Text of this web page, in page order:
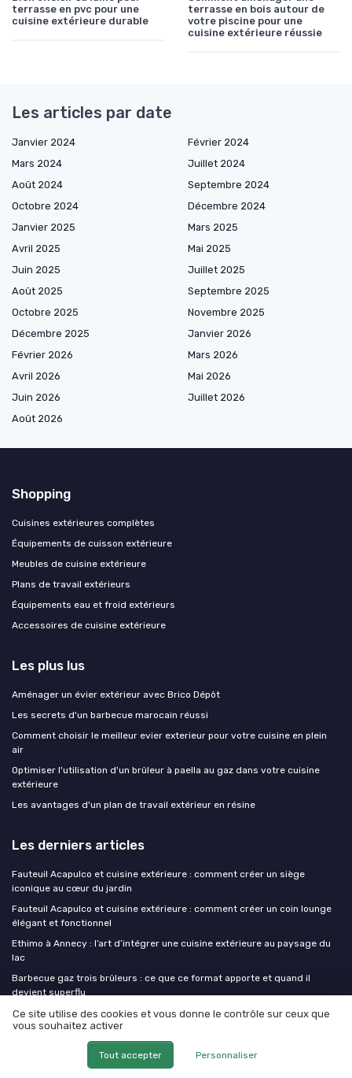
terrasse en pvc pour une
cuisine extérieure durable
terrasse en bois autour de
votre piscine pour une
cuisine extérieure réussie
Les articles par date
Janvier 2024
Février 2024
Mars 2024
Juillet 2024
Août 2024
Septembre 2024
Octobre 2024
Décembre 2024
Janvier 2025
Mars 2025
Avril 2025
Mai 2025
Juin 2025
Juillet 2025
Août 2025
Septembre 2025
Octobre 2025
Novembre 2025
Décembre 2025
Janvier 2026
Février 2026
Mars 2026
Avril 2026
Mai 2026
Juin 2026
Juillet 2026
Août 2026
Shopping
Cuisines extérieures complètes
Équipements de cuisson extérieure
Meubles de cuisine extérieure
Plans de travail extérieurs
Équipements eau et froid extérieurs
Accessoires de cuisine extérieure
Les plus lus
Aménager un évier extérieur avec Brico Dépôt
Les secrets d'un barbecue marocain réussi
Comment choisir le meilleur evier exterieur pour votre cuisine en plein
air
Optimiser l'utilisation d'un brûleur à paella au gaz dans votre cuisine
extérieure
Les avantages d'un plan de travail extérieur en résine
Les derniers articles
Fauteuil Acapulco et cuisine extérieure : comment créer un siège
iconique au cœur du jardin
Fauteuil Acapulco et cuisine extérieure : comment créer un coin lounge
élégant et fonctionnel
Ethimo à Annecy : l’art d’intégrer une cuisine extérieure au paysage du
lac
Barbecue gaz trois brûleurs : ce que ce format apporte et quand il
devient superflu
Élégance d’une table en marbre extensible pour sublimer la cuisine
extérieure
Ma cuisine exterieure
Ce site utilise des cookies et vous donne le contrôle sur ceux que
vous souhaitez activer
Tout accepter Personnaliser